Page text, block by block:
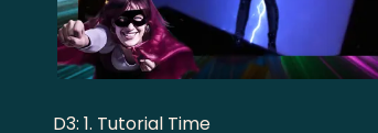
D3: 1. Tutorial Time